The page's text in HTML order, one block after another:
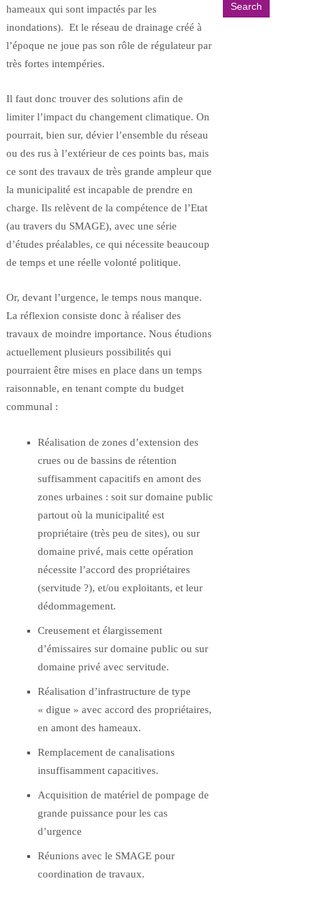
hameaux qui sont impactés par les
inondations). Et le réseau de drainage créé à
l’époque ne joue pas son rôle de régulateur par
très fortes intempéries.
Il faut donc trouver des solutions afin de
limiter l’impact du changement climatique. On
pourrait, bien sur, dévier l’ensemble du réseau
ou des rus à l’extérieur de ces points bas, mais
ce sont des travaux de très grande ampleur que
la municipalité est incapable de prendre en
charge. Ils relèvent de la compétence de l’Etat
(au travers du SMAGE), avec une série
d’études préalables, ce qui nécessite beaucoup
de temps et une réelle volonté politique.
Or, devant l’urgence, le temps nous manque.
La réflexion consiste donc à réaliser des
travaux de moindre importance. Nous étudions
actuellement plusieurs possibilités qui
pourraient être mises en place dans un temps
raisonnable, en tenant compte du budget
communal :
Réalisation de zones d’extension des
crues ou de bassins de rétention
suffisamment capacitifs en amont des
zones urbaines : soit sur domaine public
partout où la municipalité est
propriétaire (très peu de sites), ou sur
domaine privé, mais cette opération
nécessite l’accord des propriétaires
(servitude ?), et/ou exploitants, et leur
dédommagement.
Creusement et élargissement
d’émissaires sur domaine public ou sur
domaine privé avec servitude.
Réalisation d’infrastructure de type
« digue » avec accord des propriétaires,
en amont des hameaux.
Remplacement de canalisations
insuffisamment capacitives.
Acquisition de matériel de pompage de
grande puissance pour les cas
d’urgence
Réunions avec le SMAGE pour
coordination de travaux.